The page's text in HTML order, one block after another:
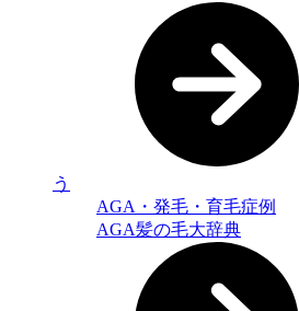
う
AGA・発毛・育毛症例
AGA髪の毛大辞典